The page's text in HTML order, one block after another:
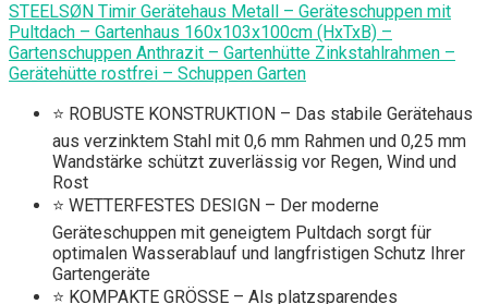
STEELSØN Timir Gerätehaus Metall – Geräteschuppen mit
Pultdach – Gartenhaus 160x103x100cm (HxTxB) –
Gartenschuppen Anthrazit – Gartenhütte Zinkstahlrahmen –
Gerätehütte rostfrei – Schuppen Garten
⭐ ROBUSTE KONSTRUKTION – Das stabile Gerätehaus
aus verzinktem Stahl mit 0,6 mm Rahmen und 0,25 mm
Wandstärke schützt zuverlässig vor Regen, Wind und
Rost
⭐ WETTERFESTES DESIGN – Der moderne
Geräteschuppen mit geneigtem Pultdach sorgt für
optimalen Wasserablauf und langfristigen Schutz Ihrer
Gartengeräte
⭐ KOMPAKTE GRÖSSE – Als platzsparendes